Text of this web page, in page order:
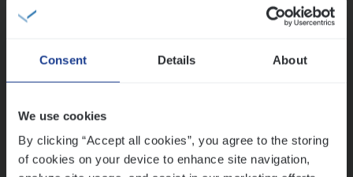
Consent Details About
We use cookies
By clicking “Accept all cookies”, you agree to the storing
of cookies on your device to enhance site navigation,
Lees onze verhalen
versterken
Mathias houdt van diepgaande dossiers én droge
humor